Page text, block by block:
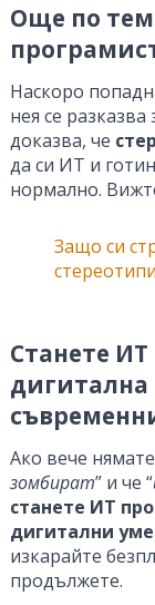
Още по
Наскоро
нея се
доказва, че
да си ИТ и
нормално.
Защо си
Станете
дигитална
Ако вече
зомбират” и че “
станете ИТ
дигитални
изкарайте
продължете.